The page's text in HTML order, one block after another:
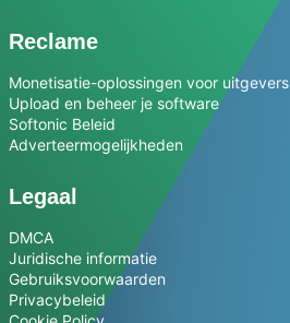
Reclame
Monetisatie-oplossingen voor uitgevers
Upload en beheer je software
Softonic Beleid
Adverteermogelijkheden
Legaal
DMCA
Juridische informatie
Gebruiksvoorwaarden
Privacybeleid